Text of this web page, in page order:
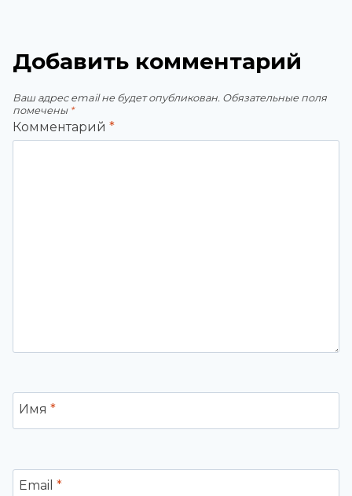
Добавить комментарий
Ваш адрес email не будет опубликован. Обязательные поля
помечены *
Комментарий *
Имя *
Email *